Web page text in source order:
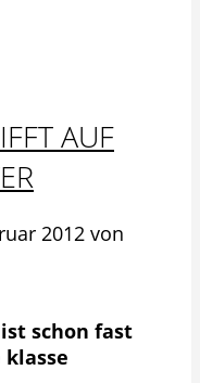
AUF
2012 von
schon fast
klasse